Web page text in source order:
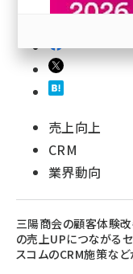
売上向上
CRM
業界動向
三陽商会の顧客体験改
の売上UPにつながるセ
スコムのCRM施策な